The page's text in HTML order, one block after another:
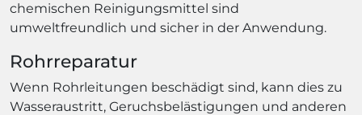
chemischen Reinigungsmittel sind
umweltfreundlich und sicher in der Anwendung.
Rohrreparatur
Wenn Rohrleitungen beschädigt sind, kann dies zu
Wasseraustritt, Geruchsbelästigungen und anderen